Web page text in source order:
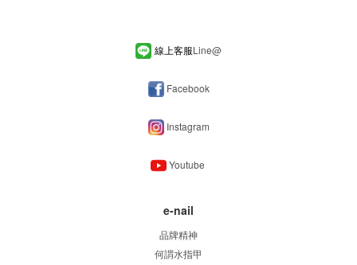
線上客服Line@
Facebook
Instagram
Youtube
e-nail
品牌精神
何謂水指甲